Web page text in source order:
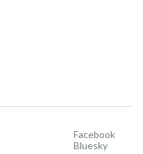
Facebook
Bluesky